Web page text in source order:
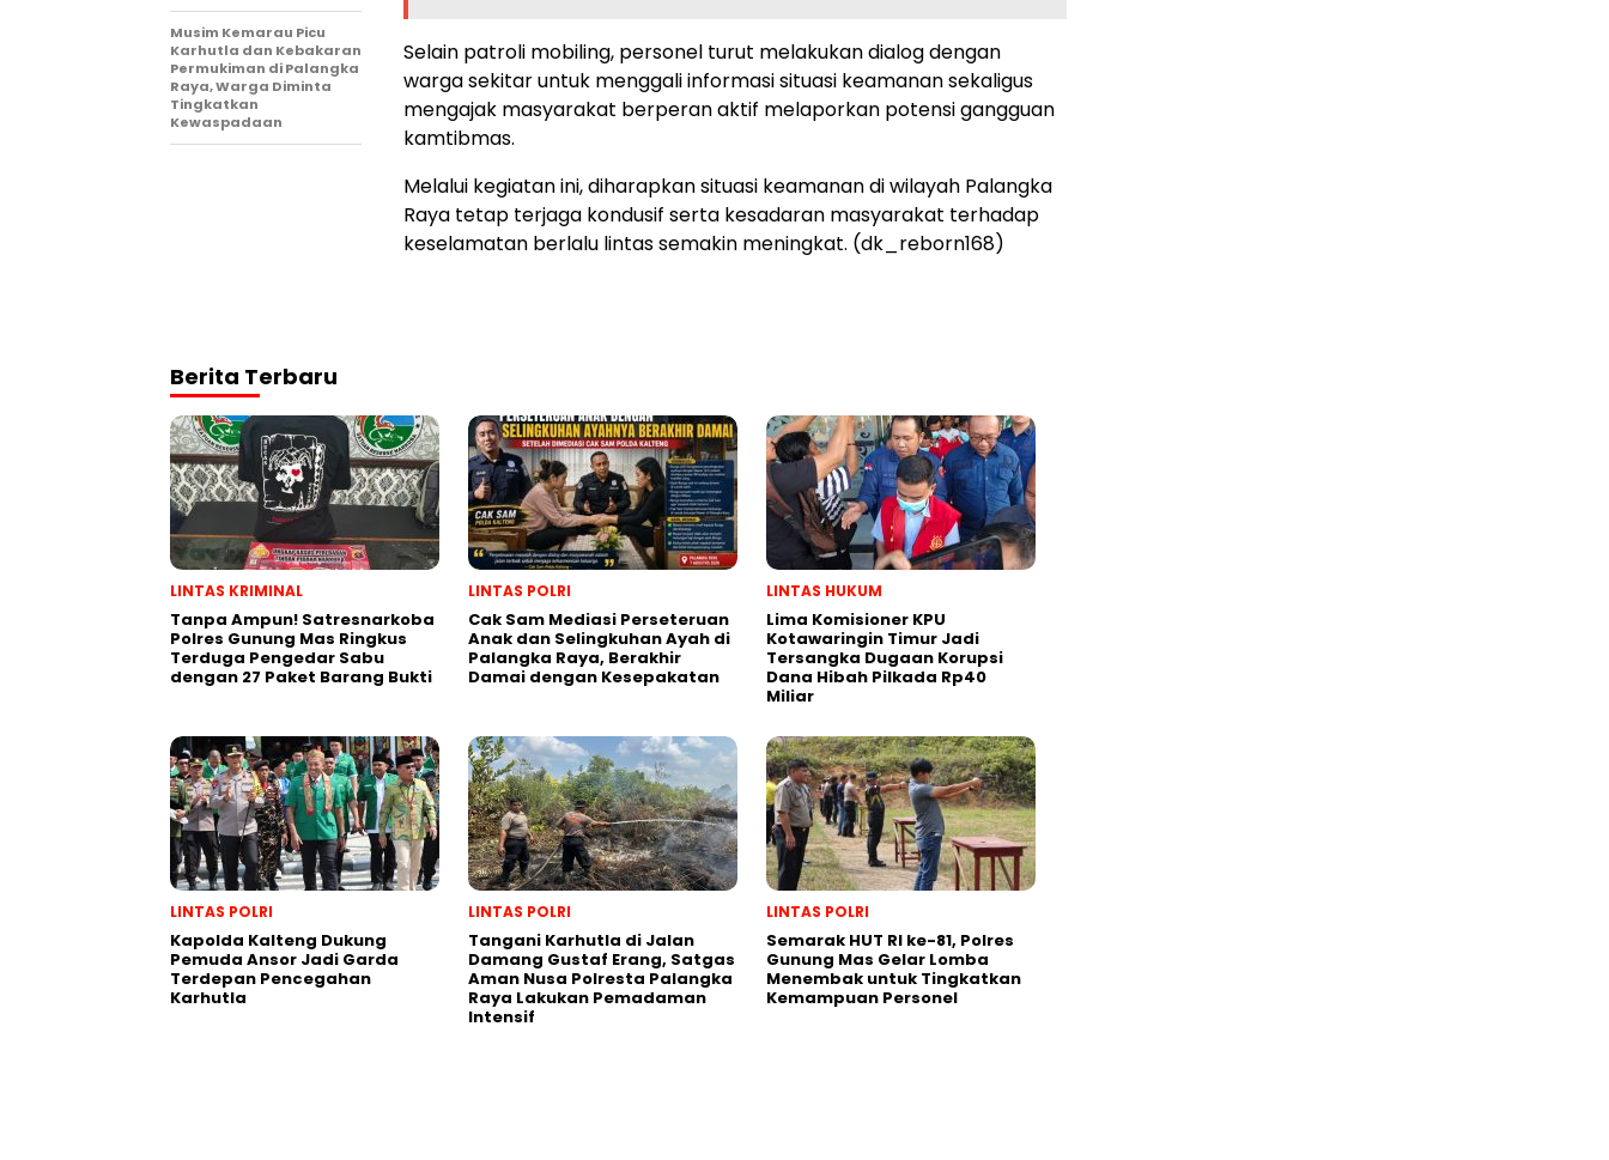
Selain patroli mobiling, personel turut melakukan dialog dengan
warga sekitar untuk menggali informasi situasi keamanan sekaligus
mengajak masyarakat berperan aktif melaporkan potensi gangguan
kamtibmas.
Melalui kegiatan ini, diharapkan situasi keamanan di wilayah Palangka
Raya tetap terjaga kondusif serta kesadaran masyarakat terhadap
keselamatan berlalu lintas semakin meningkat. (dk_reborn168)
Musim Kemarau Picu
Karhutla dan Kebakaran
Permukiman di Palangka
Raya, Warga Diminta
Tingkatkan
Kewaspadaan
Berita Terbaru
LINTAS KRIMINAL
Tanpa Ampun! Satresnarkoba
Polres Gunung Mas Ringkus
Terduga Pengedar Sabu
dengan 27 Paket Barang Bukti
LINTAS POLRI
Cak Sam Mediasi Perseteruan
Anak dan Selingkuhan Ayah di
Palangka Raya, Berakhir
Damai dengan Kesepakatan
LINTAS HUKUM
Lima Komisioner KPU
Kotawaringin Timur Jadi
Tersangka Dugaan Korupsi
Dana Hibah Pilkada Rp40
Miliar
LINTAS POLRI
Kapolda Kalteng Dukung
Pemuda Ansor Jadi Garda
Terdepan Pencegahan
Karhutla
LINTAS POLRI
Tangani Karhutla di Jalan
Damang Gustaf Erang, Satgas
Aman Nusa Polresta Palangka
Raya Lakukan Pemadaman
Intensif
LINTAS POLRI
Semarak HUT RI ke-81, Polres
Gunung Mas Gelar Lomba
Menembak untuk Tingkatkan
Kemampuan Personel